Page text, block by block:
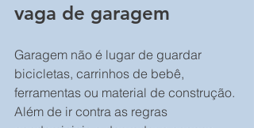
vaga de garagem
Garagem não é lugar de guardar
bicicletas, carrinhos de bebê,
ferramentas ou material de construção.
Além de ir contra as regras